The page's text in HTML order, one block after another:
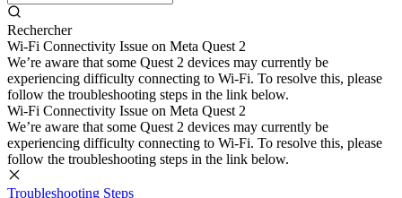
Rechercher
Wi-Fi Connectivity Issue on Meta Quest 2
We’re aware that some Quest 2 devices may currently be
experiencing difficulty connecting to Wi-Fi. To resolve this, please
follow the troubleshooting steps in the link below.
Wi-Fi Connectivity Issue on Meta Quest 2
We’re aware that some Quest 2 devices may currently be
experiencing difficulty connecting to Wi-Fi. To resolve this, please
follow the troubleshooting steps in the link below.
Troubleshooting Steps